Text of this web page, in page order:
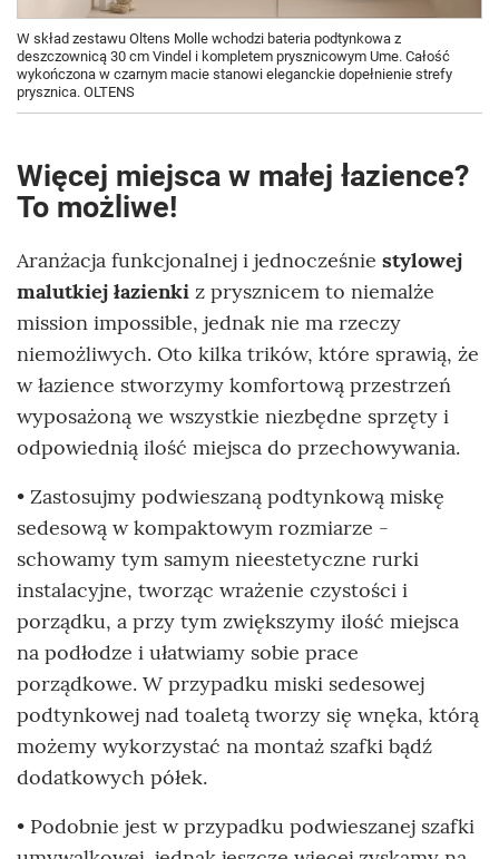
W skład zestawu Oltens Molle wchodzi bateria podtynkowa z
deszczownicą 30 cm Vindel i kompletem prysznicowym Ume. Całość
wykończona w czarnym macie stanowi eleganckie dopełnienie strefy
prysznica. OLTENS
Więcej miejsca w małej łazience?
To możliwe!
Aranżacja funkcjonalnej i jednocześnie stylowej
malutkiej łazienki z prysznicem to niemalże
mission impossible, jednak nie ma rzeczy
niemożliwych. Oto kilka trików, które sprawią, że
w łazience stworzymy komfortową przestrzeń
wyposażoną we wszystkie niezbędne sprzęty i
odpowiednią ilość miejsca do przechowywania.
• Zastosujmy podwieszaną podtynkową miskę
sedesową w kompaktowym rozmiarze -
schowamy tym samym nieestetyczne rurki
instalacyjne, tworząc wrażenie czystości i
porządku, a przy tym zwiększymy ilość miejsca
na podłodze i ułatwiamy sobie prace
porządkowe. W przypadku miski sedesowej
podtynkowej nad toaletą tworzy się wnęka, którą
możemy wykorzystać na montaż szafki bądź
dodatkowych półek.
• Podobnie jest w przypadku podwieszanej szafki